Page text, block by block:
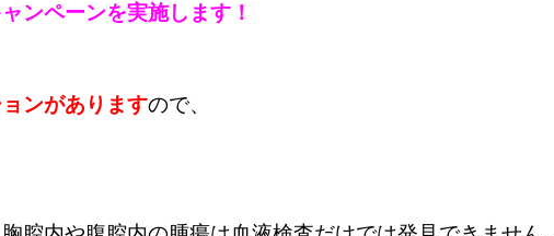
ンペーンを実施します！
ンがありますので、